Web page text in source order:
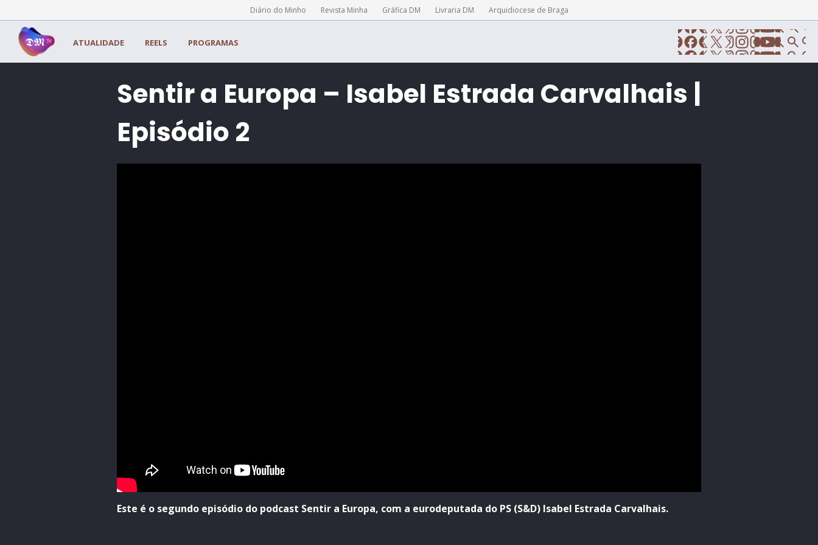
Diário do Minho Revista Minha Gráfica DM Livraria DM Arquidiocese de Braga
ATUALIDADE REELS PROGRAMAS
Sentir a Europa – Isabel Estrada Carvalhais |
Episódio 2
Este é o segundo episódio do podcast Sentir a Europa, com a eurodeputada do PS (S&D) Isabel Estrada Carvalhais.